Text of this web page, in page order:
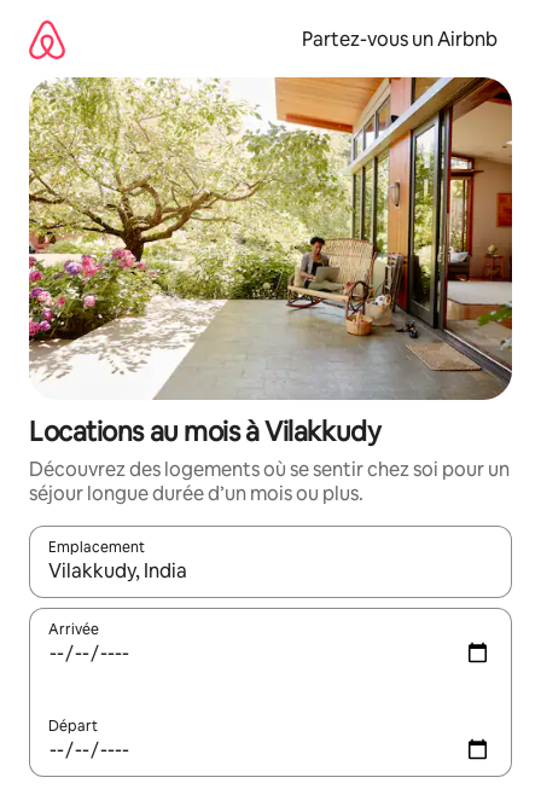
directement
contenu
Partez-vous un Airbnb
Locations au mois à Vilakkudy
Découvrez des logements où se sentir chez soi pour un
séjour longue durée d’un mois ou plus.
Emplacement
Quand les résultats sont affichés, parcourez-les en utilisant
Arrivée
Départ